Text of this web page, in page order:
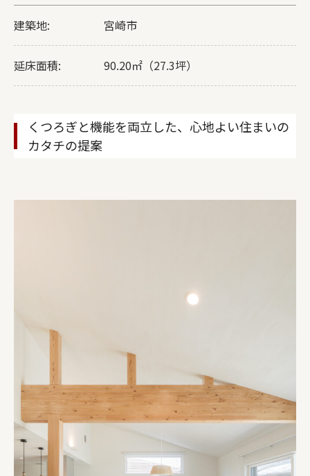
建築地: 宮崎市
延床面積: 90.20㎡（27.3坪）
くつろぎと機能を両立した、心地よい住まいの
カタチの提案